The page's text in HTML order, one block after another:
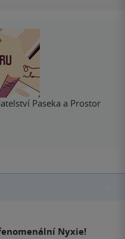
Paseka a Prostor
Nyxie!